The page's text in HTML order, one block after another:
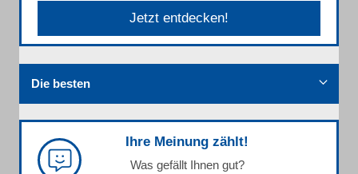
Jetzt entdecken!
Die besten
Ihre Meinung zählt!
Was gefällt Ihnen gut?